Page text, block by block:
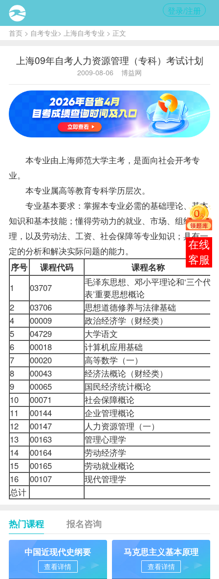
登录/注册
首页> 自考专业> 上海自考专业 > 正文
上海09年自考人力资源管理（专科）考试计划
2009-08-06 博益网
本专业由上海师范大学主考，是面向社会开考专
业。
本专业属高等教育专科学历层次。
专业基本要求：掌握本专业必需的基础理论、基本
知识和基本技能；懂得劳动力的就业、市场、组织与管
理，以及劳动法、工资、社会保障等专业知识；具有一
定的分析和解决实际问题的能力。
序号 课程代码
课程名称
1
03707
毛泽东思想、邓小平理论和‘三个代
表’重要思想概论
2
03706 思想道德修养与法律基础
4
00009 政治经济学（财经类）
5
04729 大学语文
6
00018 计算机应用基础
7
00020 高等数学（一）
8
00043 经济法概论（财经类）
9
00065 国民经济统计概论
10
00071 社会保障概论
11
00144 企业管理概论
12
00147 人力资源管理（一）
13
00163 管理心理学
14
00164 劳动经济学
15
00165 劳动就业概论
16
00107 现代管理学
总计
热门课程 报名咨询
中国近现代史纲要
查看详情
马克思主义基本原理
查看详情
报考
咨询